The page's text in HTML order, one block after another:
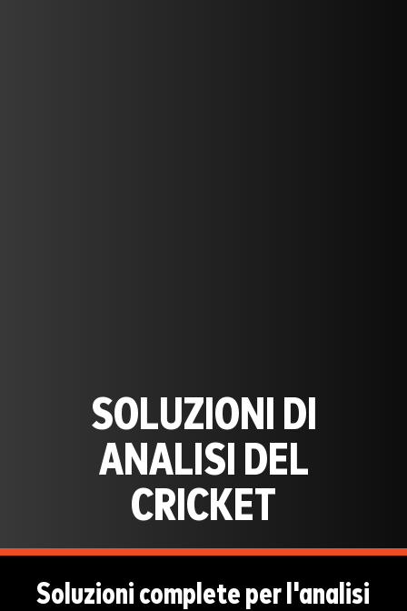
SOLUZIONI DI
ANALISI DEL
CRICKET
Soluzioni complete per l'analisi